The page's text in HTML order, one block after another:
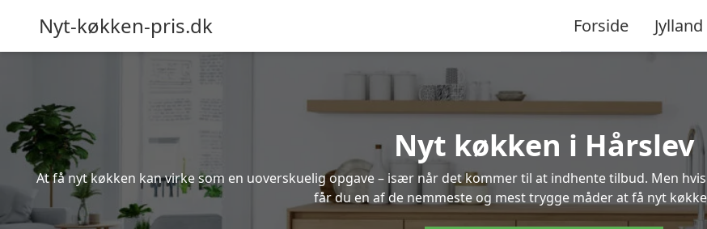
Nyt-køkken-pris.dk Forside Jylland
Nyt køkken i Hårslev
At få nyt køkken kan virke som en uoverskuelig opgave – især når det kommer til at indhente tilbud. Men
får du en af de nemmeste og mest trygge måder at få nyt